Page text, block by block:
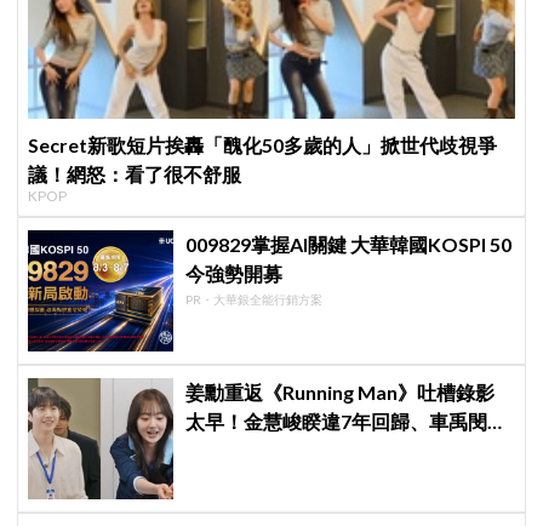
Secret新歌短片挨轟「醜化50多歲的人」掀世代歧視爭
議！網怒：看了很不舒服
KPOP
009829掌握AI關鍵 大華韓國KOSPI 50
今強勢開募
PR・大華銀全能行銷方案
姜勳重返《Running Man》吐槽錄影
太早！金慧峻睽違7年回歸、車禹閔首